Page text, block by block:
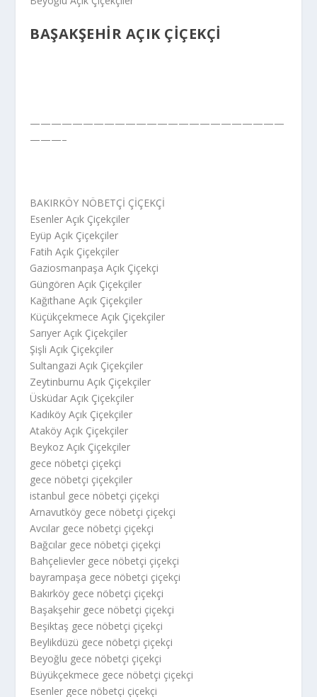
BAŞAKŞEHIR AÇIK ÇIÇEKÇI
————————————————————————
———–
BAKIRKÖY NÖBETÇİ ÇİÇEKÇİ
Esenler Açık Çiçekçiler
Eyüp Açık Çiçekçiler
Fatih Açık Çiçekçiler
Gaziosmanpaşa Açık Çiçekçi
Güngören Açık Çiçekçiler
Kağıthane Açık Çiçekçiler
Küçükçekmece Açık Çiçekçiler
Sarıyer Açık Çiçekçiler
Şişli Açık Çiçekçiler
Sultangazi Açık Çiçekçiler
Zeytinburnu Açık Çiçekçiler
Üsküdar Açık Çiçekçiler
Kadıköy Açık Çiçekçiler
Ataköy Açık Çiçekçiler
Beykoz Açık Çiçekçiler
gece nöbetçi çiçekçi
gece nöbetçi çiçekçiler
istanbul gece nöbetçi çiçekçi
Arnavutköy gece nöbetçi çiçekçi
Avcılar gece nöbetçi çiçekçi
Bağcılar gece nöbetçi çiçekçi
Bahçelievler gece nöbetçi çiçekçi
bayrampaşa gece nöbetçi çiçekçi
Bakırköy gece nöbetçi çiçekçi
Başakşehir gece nöbetçi çiçekçi
Beşiktaş gece nöbetçi çiçekçi
Beylikdüzü gece nöbetçi çiçekçi
Beyoğlu gece nöbetçi çiçekçi
Büyükçekmece gece nöbetçi çiçekçi
Esenler gece nöbetçi çiçekçi